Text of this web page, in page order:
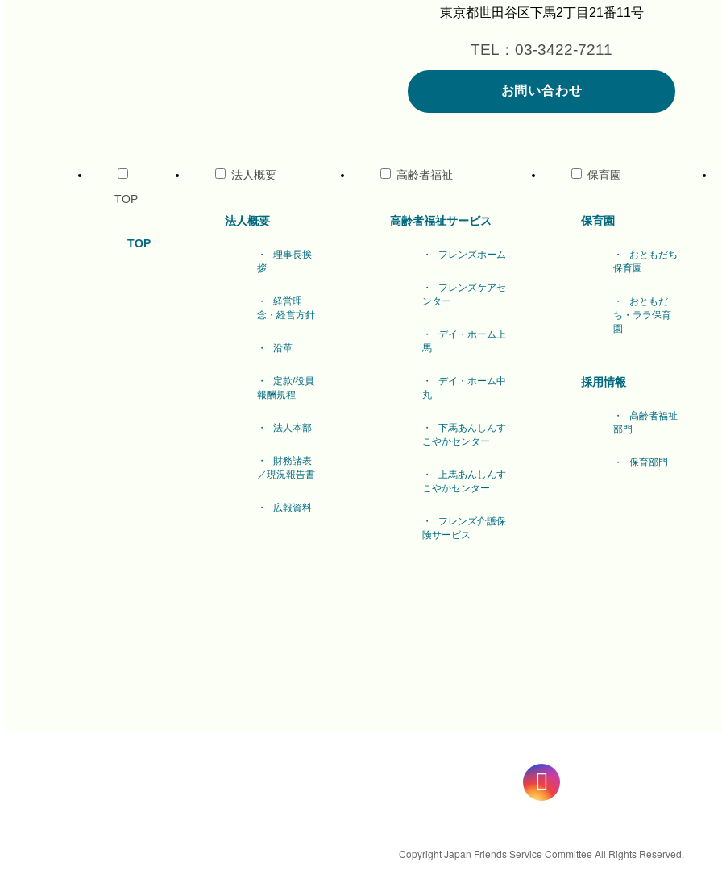
東京都世田谷区下馬2丁目21番11号
TEL：03-3422-7211
お問い合わせ
TOP
TOP
法人概要
法人概要
理事長挨
拶
経営理
念・経営方針
沿革
定款/役員
報酬規程
法人本部
財務諸表
／現況報告書
広報資料
高齢者福祉
高齢者福祉サービス
フレンズホーム
フレンズケアセ
ンター
デイ・ホーム上
馬
デイ・ホーム中
丸
下馬あんしんす
こやかセンター
上馬あんしんす
こやかセンター
フレンズ介護保
険サービス
保育園
保育園
おともだち
保育園
おともだ
ち・ララ保育
園
採用情報
高齢者福祉
部門
保育部門
Copyright Japan Friends Service Committee All Rights Reserved.